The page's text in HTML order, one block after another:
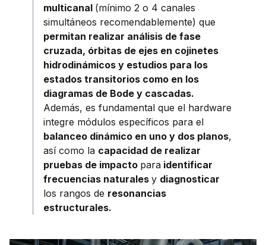
multicanal (mínimo 2 o 4 canales
simultáneos recomendablemente) que
permitan realizar análisis de fase
cruzada, órbitas de ejes en cojinetes
hidrodinámicos y estudios para los
estados transitorios como en los
diagramas de Bode y cascadas.
Además, es fundamental que el hardware
integre módulos específicos para el
balanceo dinámico en uno y dos planos,
así como la capacidad de realizar
pruebas de impacto para identificar
frecuencias naturalesy diagnosticar
los rangos de resonancias
estructurales.